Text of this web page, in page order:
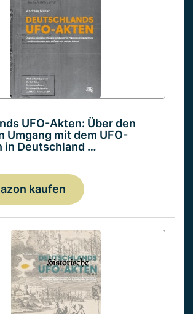
UFO-Akten: Über den
Umgang mit dem UFO-
in Deutschland …
kaufen